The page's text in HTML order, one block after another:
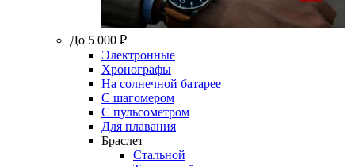
До 5 000 ₽
Электронные
Хронографы
На солнечной батарее
С шагомером
С пульсометром
Для плавания
Браслет
Стальной